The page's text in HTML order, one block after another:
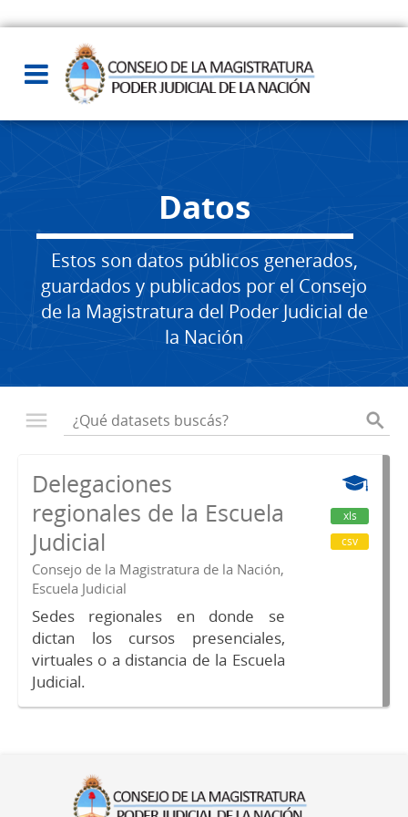
Datos
Estos son datos públicos generados,
guardados y publicados por el Consejo
de la Magistratura del Poder Judicial de
la Nación
Delegaciones
regionales de la Escuela
Judicial
Consejo de la Magistratura de la Nación,
Escuela Judicial
Sedes regionales en donde se
dictan los cursos presenciales,
virtuales o a distancia de la Escuela
Judicial.
xls
csv